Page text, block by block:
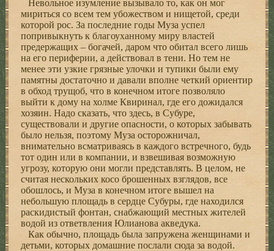
Невольное изумление вызывало то, как он мог
мириться со всем тем убожеством и нищетой, среди
которой рос. За последние годы Муза успел
попривыкнуть к благоуханному миру властей
предержащих – богачей, даром что обитал всего лишь
на его периферии, а действовал в тени. Но тем не
менее эти узкие грязные улочки и тупики были ему
памятны достаточно и давали вполне четкий ориентир
в обход трущоб, что в конечном итоге позволяло
выйти к дому на холме Квиринал, где его дожидался
хозяин. Надо сказать, что здесь, в Субуре,
существовали и другие опасности, о которых забывать
было нельзя, поэтому Муза осторожничал,
внимательно всматриваясь в каждого встречного, будь
тот один или в компании, и взвешивая возможную
угрозу, которую они могли представлять. В целом, не
считая нескольких косо брошенных взглядов, все
обошлось, и Муза в конечном итоге вышел на
небольшую площадь в сердце Субуры, где находился
раскидистый фонтан, снабжающий местных жителей
водой из ответвления Юлианова акведука.
Как обычно, площадь была запружена женщинами и
детьми, которых домашние послали сюда за водой.